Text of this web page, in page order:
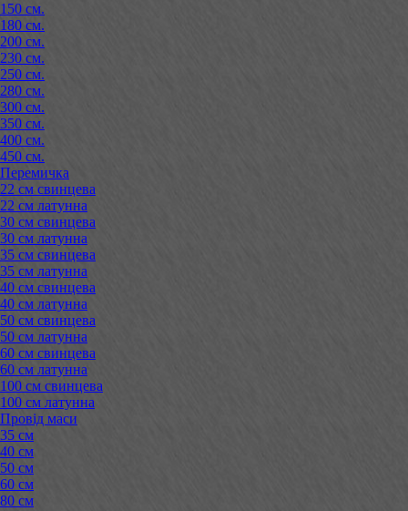
150 см.
180 см.
200 см.
230 см.
250 см.
280 см.
300 см.
350 см.
400 см.
450 см.
Перемичка
22 см свинцева
22 см латунна
30 см свинцева
30 см латунна
35 см свинцева
35 см латунна
40 см свинцева
40 см латунна
50 см свинцева
50 см латунна
60 см свинцева
60 см латунна
100 см свинцева
100 см латунна
Провід маси
35 см
40 см
50 см
60 см
80 см